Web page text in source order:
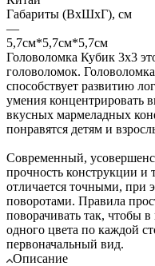
Габариты (ВхШхГ), см
—
5,7см*5,7см*5,7см
Головоломка Кубик 3х3
головоломок.
способствует развитию
умения концентрировать
вкусных мармеладных
понравятся детям и
Современный,
прочность конструкции и
отличается точными, при
поворотами. Правила
поворачивать так, чтобы
одного цвета по каждой
первоначальный вид.
Описание